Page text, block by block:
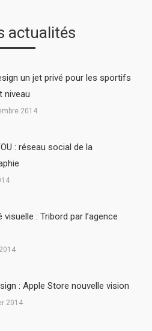
actualités
un jet privé pour les sportifs
niveau
2014
: réseau social de la
visuelle : Tribord par l’agence
: Apple Store nouvelle vision
2014